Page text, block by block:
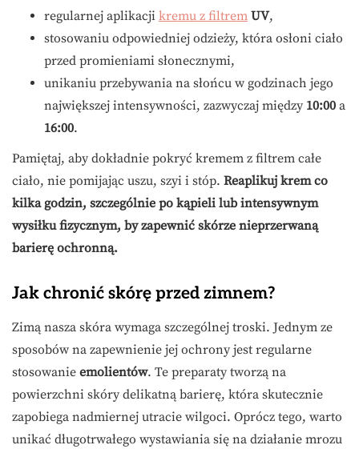
regularnej aplikacji kremu z filtrem UV,
stosowaniu odpowiedniej odzieży, która osłoni ciało
przed promieniami słonecznymi,
unikaniu przebywania na słońcu w godzinach jego
największej intensywności, zazwyczaj między 10:00 a
16:00.
Pamiętaj, aby dokładnie pokryć kremem z filtrem całe
ciało, nie pomijając uszu, szyi i stóp. Reaplikuj krem co
kilka godzin, szczególnie po kąpieli lub intensywnym
wysiłku fizycznym, by zapewnić skórze nieprzerwaną
barierę ochronną.
Jak chronić skórę przed zimnem?
Zimą nasza skóra wymaga szczególnej troski. Jednym ze
sposobów na zapewnienie jej ochrony jest regularne
stosowanie emolientów. Te preparaty tworzą na
powierzchni skóry delikatną barierę, która skutecznie
zapobiega nadmiernej utracie wilgoci. Oprócz tego, warto
unikać długotrwałego wystawiania się na działanie mrozu